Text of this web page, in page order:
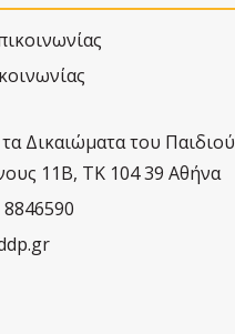
Δικαιώματα του Παιδιού
11Β, ΤΚ 104 39 Αθήνα